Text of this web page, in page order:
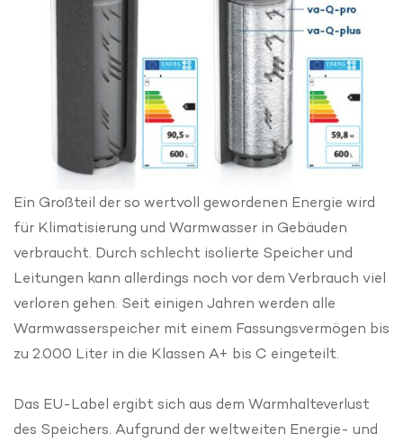
Ein Großteil der so wertvoll gewordenen Energie wird
für Klimatisierung und Warmwasser in Gebäuden
verbraucht. Durch schlecht isolierte Speicher und
Leitungen kann allerdings noch vor dem Verbrauch viel
verloren gehen. Seit einigen Jahren werden alle
Warmwasserspeicher mit einem Fassungsvermögen bis
zu 2.000 Liter in die Klassen A+ bis C eingeteilt.
Das EU-Label ergibt sich aus dem Warmhalteverlust
des Speichers. Aufgrund der weltweiten Energie- und